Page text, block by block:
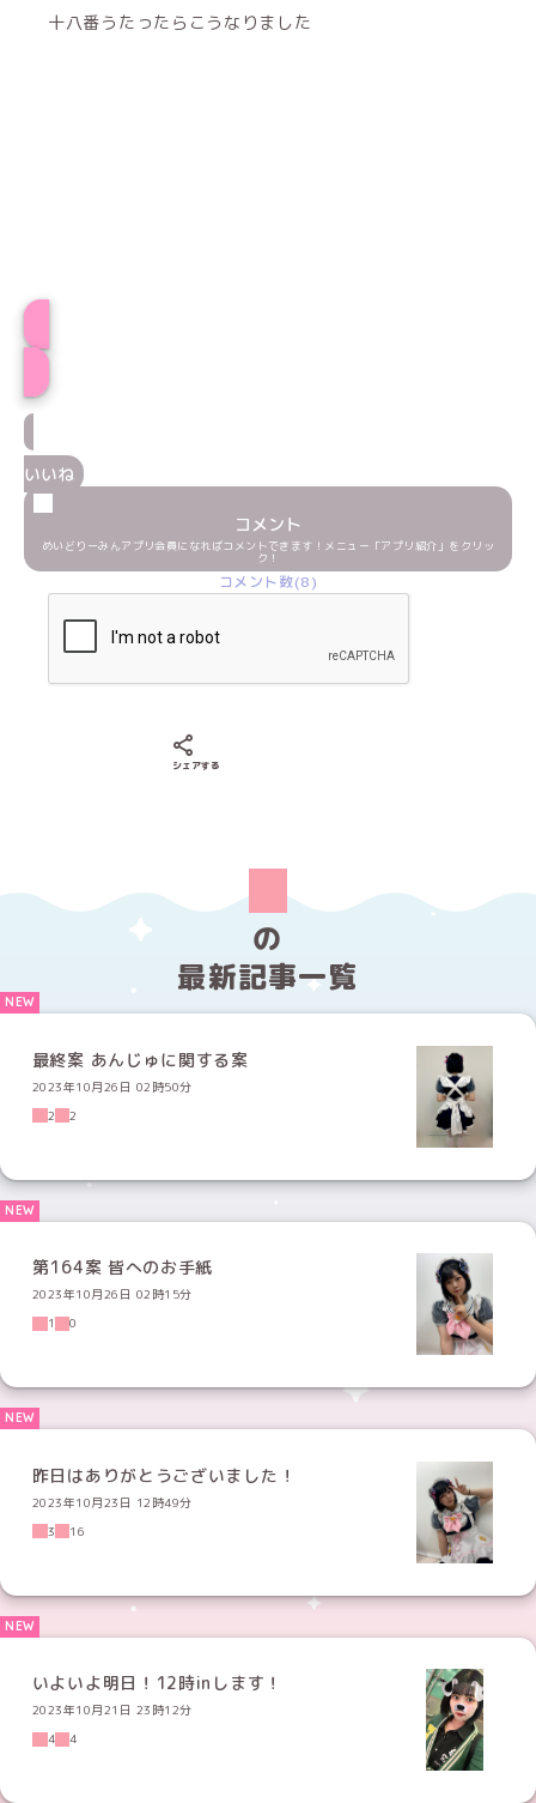
十八番うたったらこうなりました
いいね
コメント
めいどりーみんアプリ会員になればコメントできます！メニュー「アプリ紹介」をクリッ
ク！
コメント数(8)
シェアする
の
最新記事一覧
最終案 あんじゅに関する案
2023年10月26日 02時50分
2
2
第164案 皆へのお手紙
2023年10月26日 02時15分
1
0
昨日はありがとうございました！
2023年10月23日 12時49分
3
16
いよいよ明日！12時inします！
2023年10月21日 23時12分
4
4